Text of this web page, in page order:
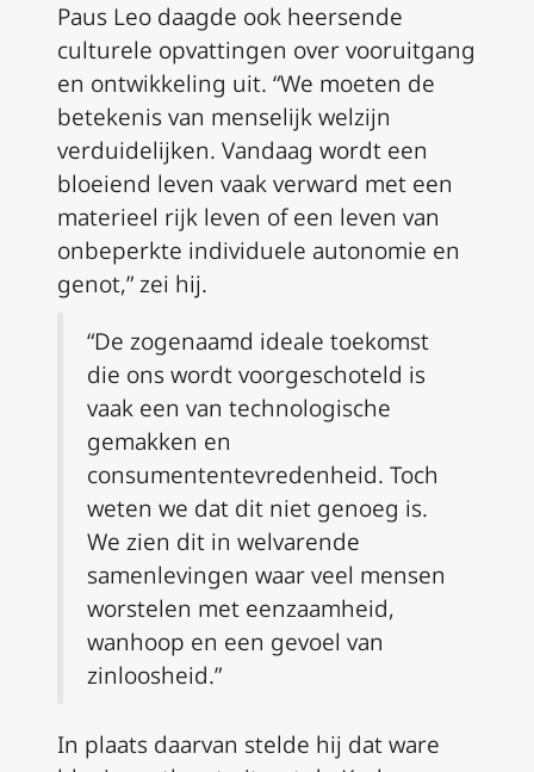
Paus Leo daagde ook heersende
culturele opvattingen over vooruitgang
en ontwikkeling uit. “We moeten de
betekenis van menselijk welzijn
verduidelijken. Vandaag wordt een
bloeiend leven vaak verward met een
materieel rijk leven of een leven van
onbeperkte individuele autonomie en
genot,” zei hij.
“De zogenaamd ideale toekomst
die ons wordt voorgeschoteld is
vaak een van technologische
gemakken en
consumententevredenheid. Toch
weten we dat dit niet genoeg is.
We zien dit in welvarende
samenlevingen waar veel mensen
worstelen met eenzaamheid,
wanhoop en een gevoel van
zinloosheid.”
In plaats daarvan stelde hij dat ware